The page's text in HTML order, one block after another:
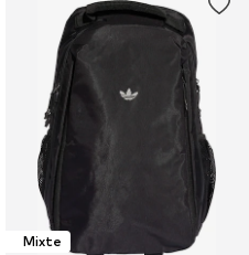
Mixte